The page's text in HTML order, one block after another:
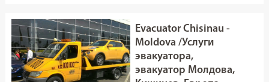
Evacuator Chisinau -
Moldova /Услуги
эвакуатора,
эвакуатор Молдова,